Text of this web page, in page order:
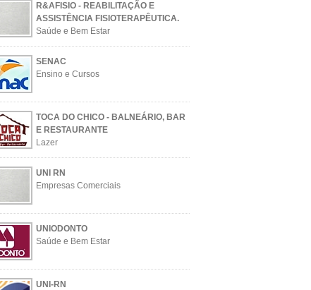
R&AFISIO - REABILITAÇÃO E
ASSISTÊNCIA FISIOTERAPÊUTICA.
Saúde e Bem Estar
SENAC
Ensino e Cursos
TOCA DO CHICO - BALNEÁRIO, BAR
E RESTAURANTE
Lazer
UNI RN
Empresas Comerciais
UNIODONTO
Saúde e Bem Estar
UNI-RN